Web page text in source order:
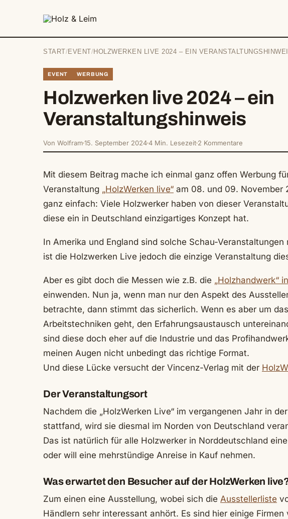
START / EVENT / HOLZWERKEN LIVE 2024 – EIN
EVENT WERBUNG
Holzwerken live 2024 – ein
Veranstaltungshinweis
Von Wolfram15. September 20244 Min. Lesezeit 2 Kommentare
Mit diesem Beitrag mache ich einmal ganz offen Werbung
Veranstaltung „HolzWerken live“ am 08. und 09. November
ganz einfach: Viele Holzwerker haben von dieser
diese ein in Deutschland einzigartiges Konzept hat.
In Amerika und England sind solche Schau-
ist die Holzwerken Live jedoch die einzige Veranstaltung
Aber es gibt doch die Messen wie z.B. die „Holzhandwerk“
einwenden. Nun ja, wenn man nur den Aspekt des
betrachte, dann stimmt das sicherlich. Wenn es aber um
Arbeitstechniken geht, den Erfahrungsaustausch
sind diese doch eher auf die Industrie und das
meinen Augen nicht unbedingt das richtige Format.
Und diese Lücke versucht der Vincenz-Verlag mit der
Der Veranstaltungsort
Nachdem die „HolzWerken Live“ im vergangenen Jahr in der
stattfand, wird sie diesmal im Norden von Deutschland
Das ist natürlich für alle Holzwerker in Norddeutschland
oder will eine mehrstündige Anreise in Kauf nehmen.
Was erwartet den Besucher auf der HolzWerken
Zum einen eine Ausstellung, wobei sich die Ausstellerliste
Händlern sehr interessant anhört. Es sind hier einige